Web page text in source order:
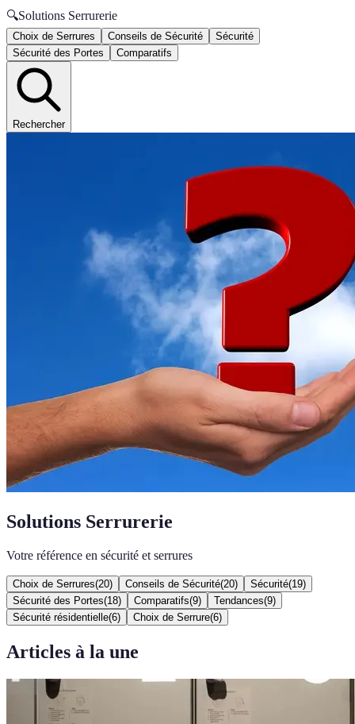
🔍Solutions Serrurerie
Choix de Serrures Conseils de Sécurité
Sécurité
Sécurité des Portes
Comparatifs
Rechercher
Solutions Serrurerie
Votre référence en sécurité et serrures
Choix de Serrures(20) Conseils de Sécurité(20) Sécurité(19)
Sécurité des Portes(18) Comparatifs(9) Tendances(9)
Sécurité résidentielle(6) Choix de Serrure(6)
Articles à la une